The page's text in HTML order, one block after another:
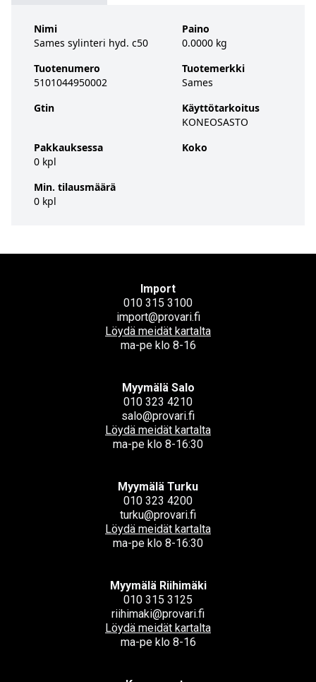
Nimi
Sames sylinteri hyd. c50
Tuotenumero
5101044950002
Gtin
Pakkauksessa
0 kpl
Min. tilausmäärä
0 kpl
Paino
0.0000 kg
Tuotemerkki
Sames
Käyttötarkoitus
KONEOSASTO
Koko
Import
010 315 3100
import@provari.fi
Löydä meidät kartalta
ma-pe klo 8-16
Myymälä Salo
010 323 4210
salo@provari.fi
Löydä meidät kartalta
ma-pe klo 8-16:30
Myymälä Turku
010 323 4200
turku@provari.fi
Löydä meidät kartalta
ma-pe klo 8-16:30
Myymälä Riihimäki
010 315 3125
riihimaki@provari.fi
Löydä meidät kartalta
ma-pe klo 8-16